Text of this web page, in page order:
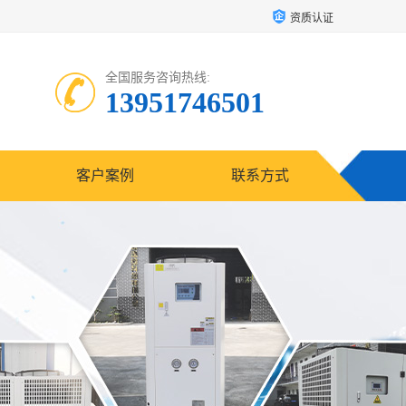
资质认证
全国服务咨询热线:
13951746501
客户案例 联系方式